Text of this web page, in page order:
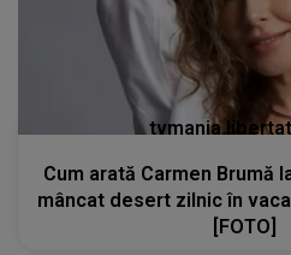
Cum arată Carmen Brumă
mâncat desert zilnic în
[FOTO]